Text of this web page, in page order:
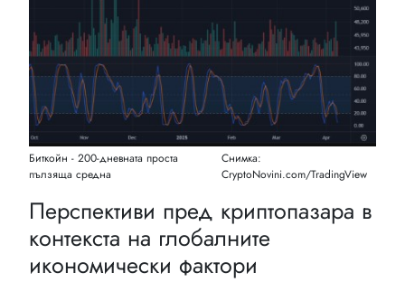
Биткойн - 200-дневната проста
пълзяща средна
Снимка:
CryptoNovini.com/TradingView
Перспективи пред криптопазара в
контекста на глобалните
икономически фактори